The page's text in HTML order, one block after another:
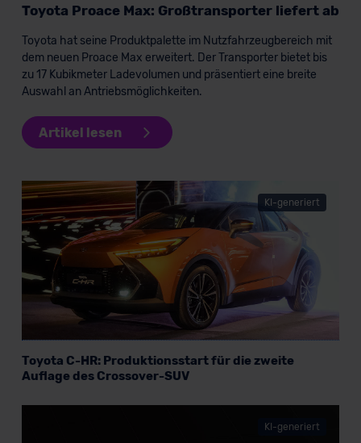
datenschutz@meinauto.de anfordern.
Datenschutzerklärung|Impressum
Toyota Proace Max: Großtransporter liefert ab
Toyota hat seine Produktpalette im Nutzfahrzeugbereich mit
dem neuen Proace Max erweitert. Der Transporter bietet bis
zu 17 Kubikmeter Ladevolumen und präsentiert eine breite
Auswahl an Antriebsmöglichkeiten.
Artikel lesen
KI-generiert
Toyota C-HR: Produktionsstart für die zweite
Auflage des Crossover-SUV
KI-generiert